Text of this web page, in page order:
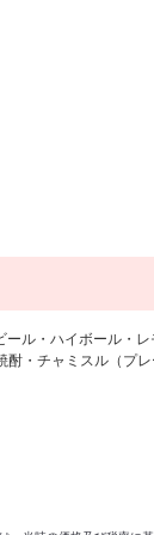
ル・ハイボール・
・チャミスル（プ